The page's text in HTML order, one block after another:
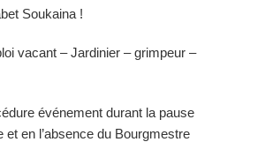
Soukaina !
vacant – Jardinier – grimpeur –
événement durant la pause
et en l’absence du Bourgmestre